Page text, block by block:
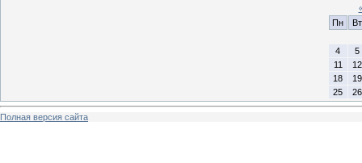
Пн
Вт
4
5
11
12
18
19
25
26
Полная версия сайта